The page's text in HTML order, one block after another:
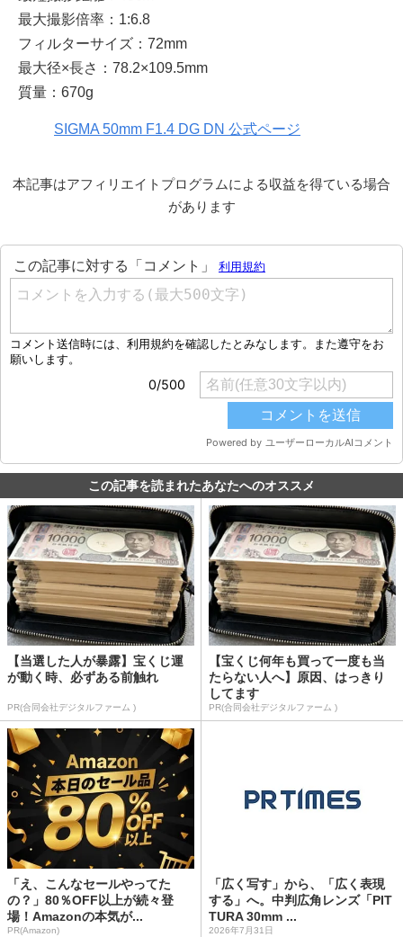
最大撮影倍率：1:6.8
フィルターサイズ：72mm
最大径×長さ：78.2×109.5mm
質量：670g
SIGMA 50mm F1.4 DG DN 公式ページ
本記事はアフィリエイトプログラムによる収益を得ている場合
があります
この記事を読まれたあなたへのオススメ
【当選した人が暴露】宝くじ運
が動く時、必ずある前触れ
PR(合同会社デジタルファーム )
【宝くじ何年も買って一度も当
たらない人へ】原因、はっきり
してます
PR(合同会社デジタルファーム )
「え、こんなセールやってた
の？」80％OFF以上が続々登
場！Amazonの本気が...
PR(Amazon)
「広く写す」から、「広く表現
する」へ。中判広角レンズ「PIT
TURA 30mm ...
2026年7月31日